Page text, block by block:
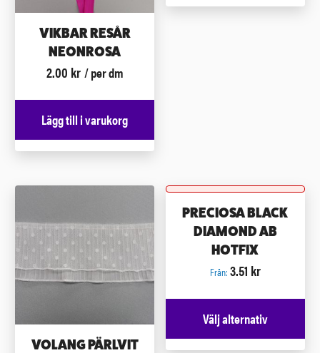
VIKBAR RESÅR
NEONROSA
2.00 kr / per dm
Lägg till i varukorg
VOLANG PÄRLVIT
PRECIOSA BLACK
DIAMOND AB
HOTFIX
Från: 3.51 kr
Välj alternativ